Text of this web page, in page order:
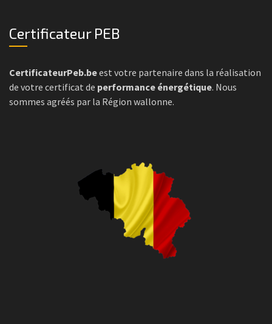
Certificateur PEB
CertificateurPeb.beest votre partenaire dans la réalisation
de votre certificat de performance énergétique. Nous
sommes agréés par la Région wallonne.